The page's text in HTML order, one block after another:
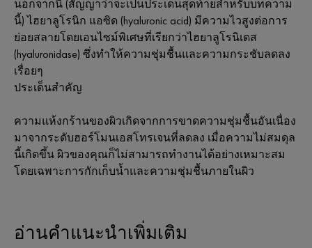
นอกจากนี้ (สัญญาว่าจะเป็นประเด็นสุดท้ายสําหรับบทความ
นี้) ไฮยาลูโรนิก แอซิด (hyaluronic acid) มีความไวสูงต่อการ
ย่อยสลายโดยเอนไซม์พิเศษที่เรียกว่าไฮยาลูโรนิเดส
(hyaluronidase) ซึ่งทำให้ความชุ่มชื้นและความกระชับลดลง
เรื่อยๆ
ประเด็นสำคัญ
ความแห้งกร้านของผิวเกิดจากการขาดความชุ่มชื้นอันเนื่อง
มาจากระดับฮอร์โมนเอสโทรเจนที่ลดลง เมื่อความไม่สมดุล
นี้เกิดขึ้น ผิวของคุณก็ไม่สามารถทำงานได้อย่างเหมาะสม
โดยเฉพาะการกักเก็บน้ำและความชุ่มชื้นภายในผิว
อ่านคำแนะนำเพิ่มเติม